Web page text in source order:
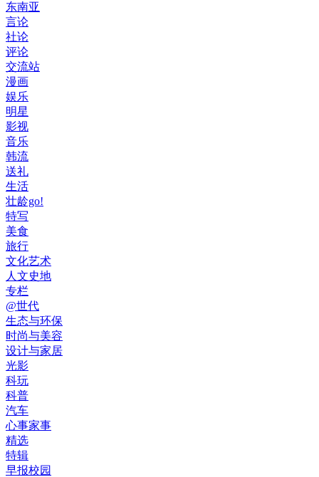
东南亚
言论
社论
评论
交流站
漫画
娱乐
明星
影视
音乐
韩流
送礼
生活
壮龄go!
特写
美食
旅行
文化艺术
人文史地
专栏
@世代
生态与环保
时尚与美容
设计与家居
光影
科玩
科普
汽车
心事家事
精选
特辑
早报校园